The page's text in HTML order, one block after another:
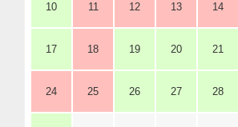
10 11 12 13 14
17 18 19 20 21
24 25 26 27 28